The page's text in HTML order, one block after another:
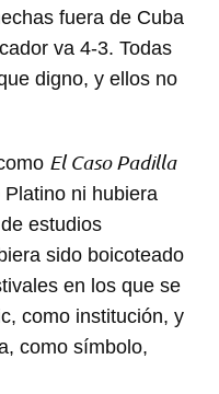
fuera de Cuba
va 4-3. Todas
digno, y ellos no
El Caso Padilla
ni hubiera
estudios
sido boicoteado
en los que se
como institución, y
como símbolo,